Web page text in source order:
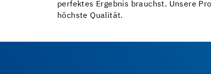
perfektes Ergebnis brauchst. Unsere
höchste Qualität.